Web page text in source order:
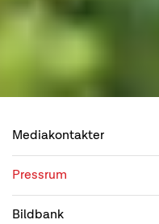
Mediakontakter
Pressrum
Bildbank